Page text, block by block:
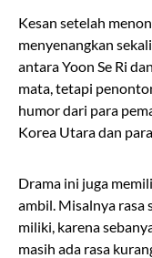
Kesan setelah
menyenangkan
antara Yoon Se Ri
mata, tetapi
humor dari para
Korea Utara dan
Drama ini juga
ambil. Misalnya rasa
miliki, karena
masih ada rasa